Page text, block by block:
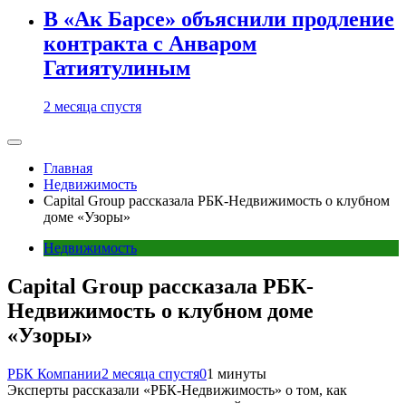
В «Ак Барсе» объяснили продление
контракта с Анваром
Гатиятулиным
2 месяца спустя
Главная
Недвижимость
Capital Group рассказала РБК-Недвижимость о клубном
доме «Узоры»
Недвижимость
Capital Group рассказала РБК-
Недвижимость о клубном доме
«Узоры»
РБК Компании2 месяца спустя01 минуты
Эксперты рассказали «РБК-Недвижимость» о том, как